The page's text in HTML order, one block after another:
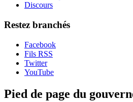
Discours
Restez branchés
Facebook
Fils RSS
Twitter
YouTube
Pied de page du